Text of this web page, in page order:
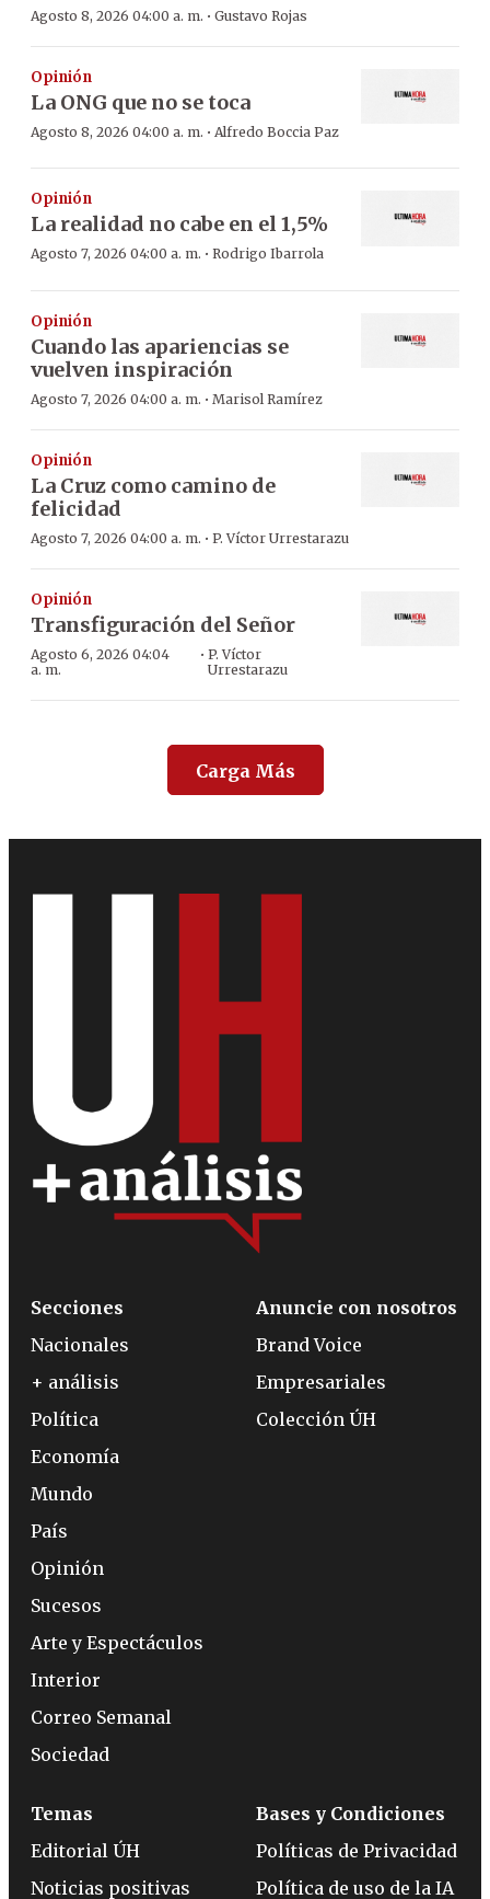
Agosto 8, 2026 04:00 a. m. · Gustavo Rojas
Opinión
La ONG que no se toca
Agosto 8, 2026 04:00 a. m. · Alfredo Boccia Paz
Opinión
La realidad no cabe en el 1,5%
Agosto 7, 2026 04:00 a. m. · Rodrigo Ibarrola
Opinión
Cuando las apariencias se
vuelven inspiración
Agosto 7, 2026 04:00 a. m. · Marisol Ramírez
Opinión
La Cruz como camino de
felicidad
Agosto 7, 2026 04:00 a. m. · P. Víctor Urrestarazu
Opinión
Transfiguración del Señor
Agosto 6, 2026 04:04
a. m.
· P. Víctor
Urrestarazu
Carga Más
Secciones
Nacionales
+ análisis
Política
Economía
Mundo
País
Opinión
Sucesos
Arte y Espectáculos
Interior
Correo Semanal
Sociedad
Anuncie con nosotros
Brand Voice
Empresariales
Colección ÚH
Temas
Editorial ÚH
Noticias positivas
Bases y Condiciones
Políticas de Privacidad
Política de uso de la IA